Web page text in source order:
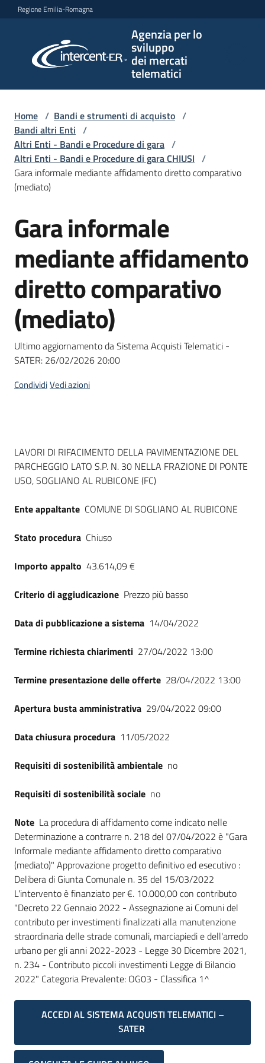
Vai al contenuto
Vai alla navigazione
Vai al footer
Regione Emilia-Romagna
Agenzia per lo
sviluppo
dei mercati
telematici
per lo
sviluppo
telematici
L'Agenzia
Bandi
e
di
Supporto
Piattaforme
telematiche
English
site
Seguici
Home / Bandi e strumenti di acquisto /
Bandi altri Enti /
Altri Enti - Bandi e Procedure di gara /
Altri Enti - Bandi e Procedure di gara CHIUSI /
Gara informale mediante affidamento diretto comparativo
(mediato)
Salta al contenuto
Gara informale
mediante affidamento
diretto comparativo
(mediato)
Ultimo aggiornamento da Sistema Acquisti Telematici -
SATER: 26/02/2026 20:00
CondividiVedi azioni
Dati del bando
LAVORI DI RIFACIMENTO DELLA PAVIMENTAZIONE DEL
PARCHEGGIO LATO S.P. N. 30 NELLA FRAZIONE DI PONTE
USO, SOGLIANO AL RUBICONE (FC)
Ente appaltante COMUNE DI SOGLIANO AL RUBICONE
Stato procedura Chiuso
Importo appalto 43.614,09 €
Criterio di aggiudicazione Prezzo più basso
Data di pubblicazione a sistema 14/04/2022
Termine richiesta chiarimenti 27/04/2022 13:00
Termine presentazione delle offerte 28/04/2022 13:00
Apertura busta amministrativa 29/04/2022 09:00
Data chiusura procedura 11/05/2022
Requisiti di sostenibilità ambientale no
Requisiti di sostenibilità sociale no
Note La procedura di affidamento come indicato nelle
Determinazione a contrarre n. 218 del 07/04/2022 è "Gara
Informale mediante affidamento diretto comparativo
(mediato)" Approvazione progetto definitivo ed esecutivo :
Delibera di Giunta Comunale n. 35 del 15/03/2022
L'intervento è finanziato per €. 10.000,00 con contributo
"Decreto 22 Gennaio 2022 - Assegnazione ai Comuni del
contributo per investimenti finalizzati alla manutenzione
straordinaria delle strade comunali, marciapiedi e dell'arredo
urbano per gli anni 2022-2023 - Legge 30 Dicembre 2021,
n. 234 - Contributo piccoli investimenti Legge di Bilancio
2022" Categoria Prevalente: OG03 - Classifica 1^
ACCEDI AL SISTEMA ACQUISTI TELEMATICI –
SATER